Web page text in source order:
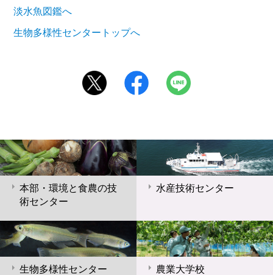
淡水魚図鑑へ
生物多様性センタートップへ
本部・環境と食農の技
術センター
水産技術センター
生物多様性センター 農業大学校